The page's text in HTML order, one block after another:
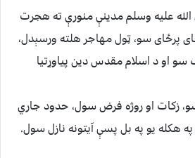
عليه وسلم مدينې منورې ته هجرت
پرځاى سو، ټول مهاجر هلته ورسېدل،
سو او د اسلام مقدس دين پياوړتيا
زكات او روژه فرض سول، حدود جاري
هكله يو په بل پسې آيتونه نازل سول.